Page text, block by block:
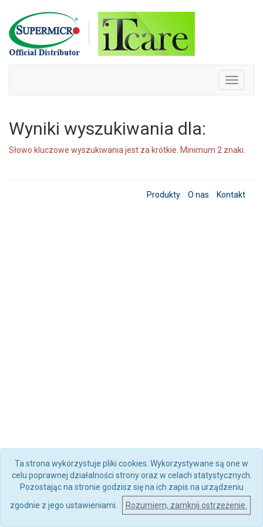
Skip
to
content
Toggle
Wyniki wyszukiwania dla:
Słowo kluczowe wyszukiwania jest za krótkie. Minimum 2 znaki.
Produkty O nas Kontakt
Ta strona wykorzystuje pliki cookies. Wykorzystywane są one w
celu poprawnej działalności strony oraz w celach statystycznych.
Pozostając na stronie godzisz się na ich zapis na urządzeniu
zgodnie z jego ustawieniami.
Rozumiem, zamknij ostrzeżenie.